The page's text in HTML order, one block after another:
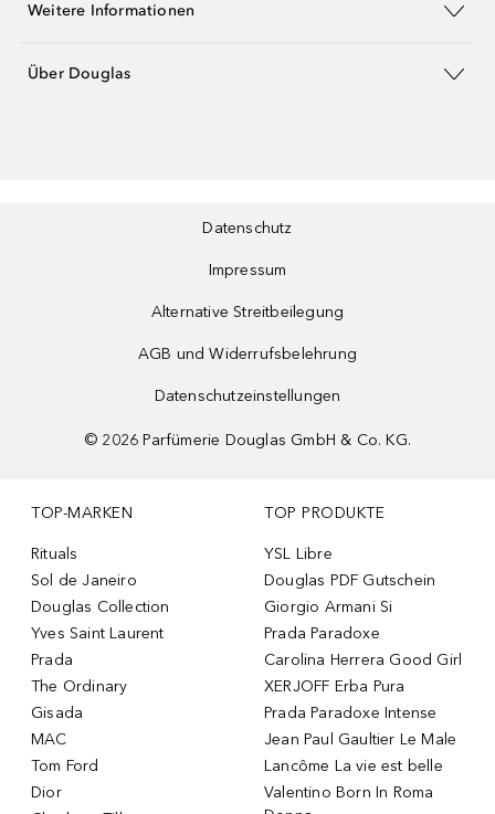
Weitere Informationen
Über Douglas
Datenschutz
Impressum
Alternative Streitbeilegung
AGB und Widerrufsbelehrung
Datenschutzeinstellungen
© 2026 Parfümerie Douglas GmbH & Co. KG.
TOP-MARKEN
Rituals
Sol de Janeiro
Douglas Collection
Yves Saint Laurent
Prada
The Ordinary
Gisada
MAC
Tom Ford
Dior
TOP PRODUKTE
YSL Libre
Douglas PDF Gutschein
Giorgio Armani Si
Prada Paradoxe
Carolina Herrera Good Girl
XERJOFF Erba Pura
Prada Paradoxe Intense
Jean Paul Gaultier Le Male
Lancôme La vie est belle
Valentino Born In Roma